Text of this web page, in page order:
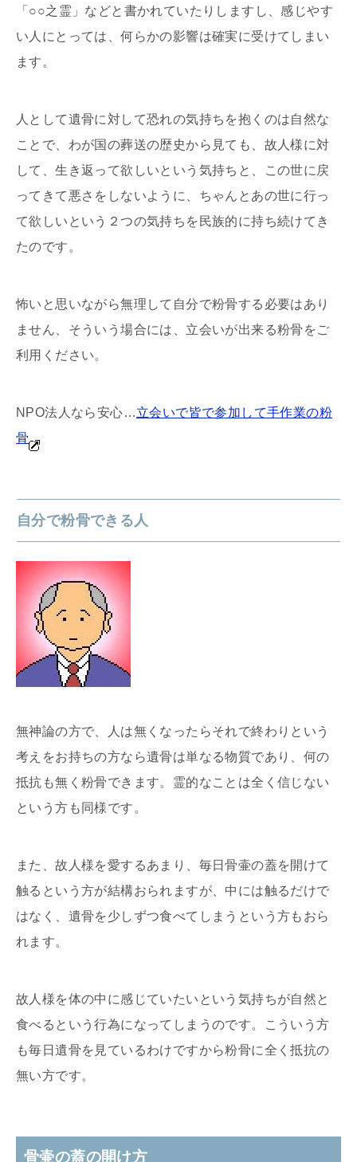
「○○之霊」などと書かれていたりしますし、感じやす
い人にとっては、何らかの影響は確実に受けてしまい
ます。
人として遺骨に対して恐れの気持ちを抱くのは自然な
ことで、わが国の葬送の歴史から見ても、故人様に対
して、生き返って欲しいという気持ちと、この世に戻
ってきて悪さをしないように、ちゃんとあの世に行っ
て欲しいという２つの気持ちを民族的に持ち続けてき
たのです。
怖いと思いながら無理して自分で粉骨する必要はあり
ません、そういう場合には、立会いが出来る粉骨をご
利用ください。
NPO法人なら安心…立会いで皆で参加して手作業の粉
骨
自分で粉骨できる人
無神論の方で、人は無くなったらそれで終わりという
考えをお持ちの方なら遺骨は単なる物質であり、何の
抵抗も無く粉骨できます。霊的なことは全く信じない
という方も同様です。
また、故人様を愛するあまり、毎日骨壷の蓋を開けて
触るという方が結構おられますが、中には触るだけで
はなく、遺骨を少しずつ食べてしまうという方もおら
れます。
故人様を体の中に感じていたいという気持ちが自然と
食べるという行為になってしまうのです。こういう方
も毎日遺骨を見ているわけですから粉骨に全く抵抗の
無い方です。
骨壷の蓋の開け方